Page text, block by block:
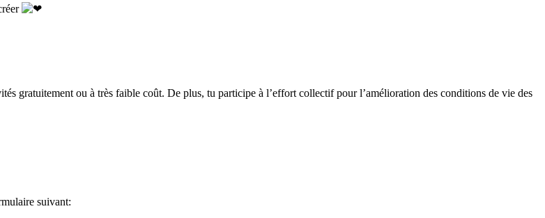
gratuitement ou à très faible coût. De plus, tu participe à l’effort collectif pour l’amélioration des conditions de vie des
suivant: